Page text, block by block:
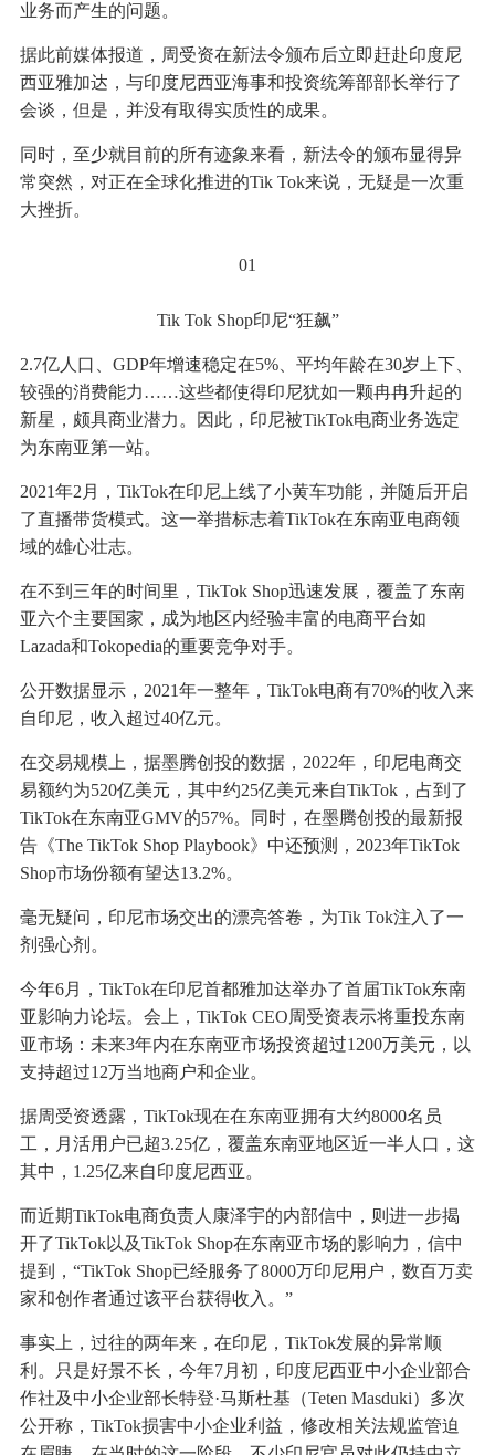
业务而产生的问题。
据此前媒体报道，周受资在新法令颁布后立即赶赴印度尼
西亚雅加达，与印度尼西亚海事和投资统筹部部长举行了
会谈，但是，并没有取得实质性的成果。
同时，至少就目前的所有迹象来看，新法令的颁布显得异
常突然，对正在全球化推进的Tik Tok来说，无疑是一次重
大挫折。
01
Tik Tok Shop印尼“狂飙”
2.7亿人口、GDP年增速稳定在5%、平均年龄在30岁上下、
较强的消费能力……这些都使得印尼犹如一颗冉冉升起的
新星，颇具商业潜力。因此，印尼被TikTok电商业务选定
为东南亚第一站。
2021年2月，TikTok在印尼上线了小黄车功能，并随后开启
了直播带货模式。这一举措标志着TikTok在东南亚电商领
域的雄心壮志。
在不到三年的时间里，TikTok Shop迅速发展，覆盖了东南
亚六个主要国家，成为地区内经验丰富的电商平台如
Lazada和Tokopedia的重要竞争对手。
公开数据显示，2021年一整年，TikTok电商有70%的收入来
自印尼，收入超过40亿元。
在交易规模上，据墨腾创投的数据，2022年，印尼电商交
易额约为520亿美元，其中约25亿美元来自TikTok，占到了
TikTok在东南亚GMV的57%。同时，在墨腾创投的最新报
告《The TikTok Shop Playbook》中还预测，2023年TikTok
Shop市场份额有望达13.2%。
毫无疑问，印尼市场交出的漂亮答卷，为Tik Tok注入了一
剂强心剂。
今年6月，TikTok在印尼首都雅加达举办了首届TikTok东南
亚影响力论坛。会上，TikTok CEO周受资表示将重投东南
亚市场：未来3年内在东南亚市场投资超过1200万美元，以
支持超过12万当地商户和企业。
据周受资透露，TikTok现在在东南亚拥有大约8000名员
工，月活用户已超3.25亿，覆盖东南亚地区近一半人口，这
其中，1.25亿来自印度尼西亚。
而近期TikTok电商负责人康泽宇的内部信中，则进一步揭
开了TikTok以及TikTok Shop在东南亚市场的影响力，信中
提到，“TikTok Shop已经服务了8000万印尼用户，数百万卖
家和创作者通过该平台获得收入。”
事实上，过往的两年来，在印尼，TikTok发展的异常顺
利。只是好景不长，今年7月初，印度尼西亚中小企业部合
作社及中小企业部长特登·马斯杜基（Teten Masduki）多次
公开称，TikTok损害中小企业利益，修改相关法规监管迫